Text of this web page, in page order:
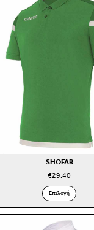
SHOFAR
€29.40
Επιλογή